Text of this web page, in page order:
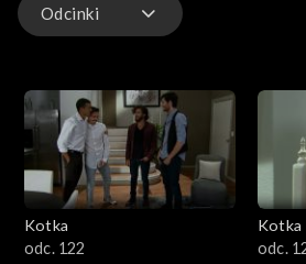
Odcinki
Kotka
odc. 122
Kotka
odc.